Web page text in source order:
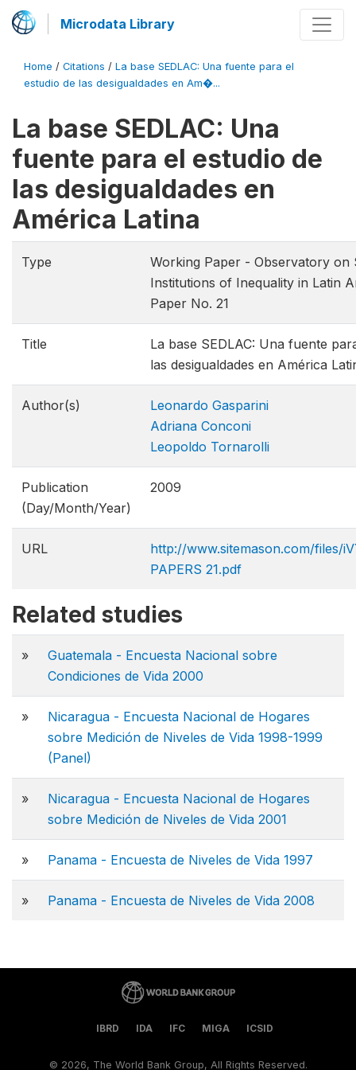
Microdata Library
Home / Citations / La base SEDLAC: Una fuente para el
estudio de las desigualdades en Am�...
La base SEDLAC: Una
fuente para el estudio de
las desigualdades en
América Latina
Type
Working Paper - Observatory on
Institutions of Inequality in Latin
Paper No. 21
Title
La base SEDLAC: Una fuente
las desigualdades en América
Author(s)
Leonardo Gasparini
Adriana Conconi
Leopoldo Tornarolli
Publication
(Day/Month/Year)
2009
URL
http://www.sitemason.com/files/
PAPERS 21.pdf
Related studies
»
Guatemala - Encuesta Nacional sobre
Condiciones de Vida 2000
»
Nicaragua - Encuesta Nacional de Hogares
sobre Medición de Niveles de Vida 1998-1999
(Panel)
»
Nicaragua - Encuesta Nacional de Hogares
sobre Medición de Niveles de Vida 2001
» Panama - Encuesta de Niveles de Vida 1997
» Panama - Encuesta de Niveles de Vida 2008
IBRD IDA IFC MIGA ICSID
© 2026, The World Bank Group, All Rights Reserved.